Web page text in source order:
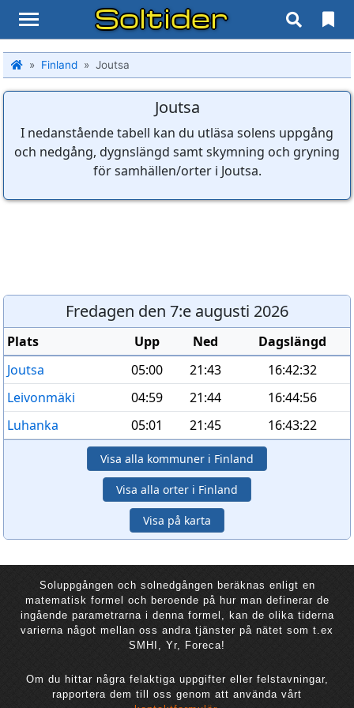
Soltider
Finland Joutsa
Joutsa
I nedanstående tabell kan du utläsa solens uppgång
och nedgång, dygnslängd samt skymning och gryning
för samhällen/orter i Joutsa.
Fredagen den 7:e augusti 2026
Plats Upp Ned
Dagslängd
Joutsa
05:00 21:43
16:42:32
Leivonmäki
04:59 21:44
16:44:56
Luhanka
05:01 21:45 16:43:22
Visa alla kommuner i Finland
Visa alla orter i Finland
Visa på karta
Soluppgången och solnedgången beräknas enligt en
matematisk formel och beroende på hur man definerar de
ingående parametrarna i denna formel, kan de olika tiderna
varierna något mellan oss andra tjänster på nätet som t.ex
SMHI, Yr, Foreca!
Om du hittar några felaktiga uppgifter eller felstavningar,
rapportera dem till oss genom att använda vårt